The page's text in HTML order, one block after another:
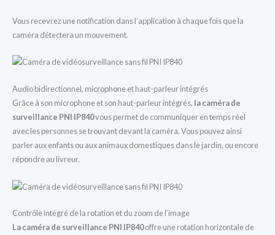
Vous recevrez une notification dans l’application à chaque fois que la
caméra détectera un mouvement.
Audio bidirectionnel, microphone et haut-parleur intégrés
Grâce à son microphone et son haut-parleur intégrés, la caméra de
surveillance PNI IP840vous permet de communiquer en temps réel
avec les personnes se trouvant devant la caméra. Vous pouvez ainsi
parler aux enfants ou aux animaux domestiques dans le jardin, ou encore
répondre au livreur.
Contrôle intégré de la rotation et du zoom de l’image
La caméra de surveillance PNI IP840offre une rotation horizontale de